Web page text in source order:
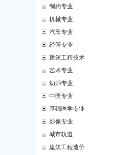
制药专业
机械专业
汽车专业
经管专业
建筑工程技术
艺术专业
幼师专业
中医专业
基础医学专业
影像专业
城市轨道
建筑工程造价